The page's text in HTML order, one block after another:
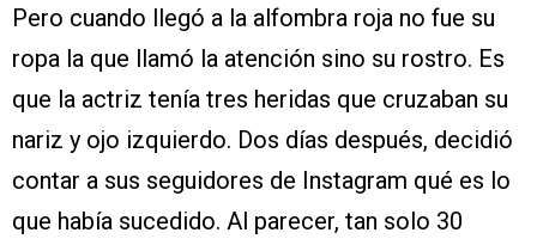
Pero cuando llegó a la alfombra roja no fue su
ropa la que llamó la atención sino su rostro. Es
que la actriz tenía tres heridas que cruzaban su
nariz y ojo izquierdo. Dos días después, decidió
contar a sus seguidores de Instagram qué es lo
que había sucedido. Al parecer, tan solo 30